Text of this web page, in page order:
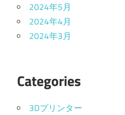
2024年5月
2024年4月
2024年3月
Categories
3Dプリンター